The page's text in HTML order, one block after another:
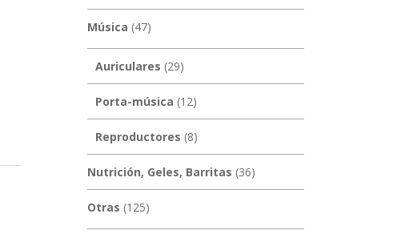
Música (47)
Auriculares (29)
Porta-música (12)
Reproductores (8)
Nutrición, Geles, Barritas (36)
Otras (125)